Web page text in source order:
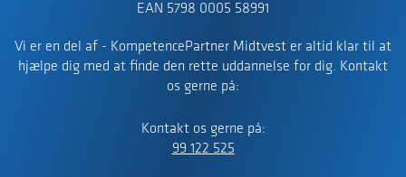
EAN 5798 0005 58991
Vi er en del af - KompetencePartner Midtvest er altid klar til at
hjælpe dig med at finde den rette uddannelse for dig. Kontakt
os gerne på:
Kontakt os gerne på:
99 122 525